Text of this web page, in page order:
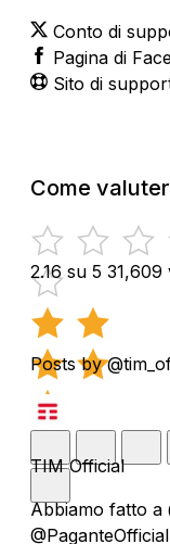
Conto di
Pagina di
Sito di
Come
2.16 su 5 31,609
Posts by
TIM Official
Abbiamo fatto a